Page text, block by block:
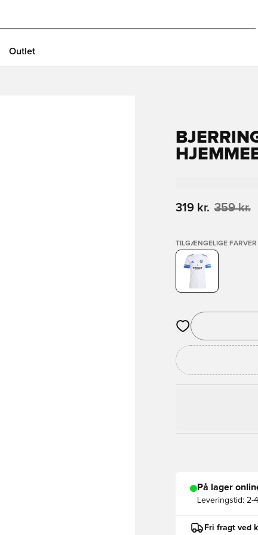
Outlet
319 kr. 359 kr.
TILGÆNGELIGE FARVER
Åbner en Modal til
På lager
Leveringstid: 2-
Fri fragt ved